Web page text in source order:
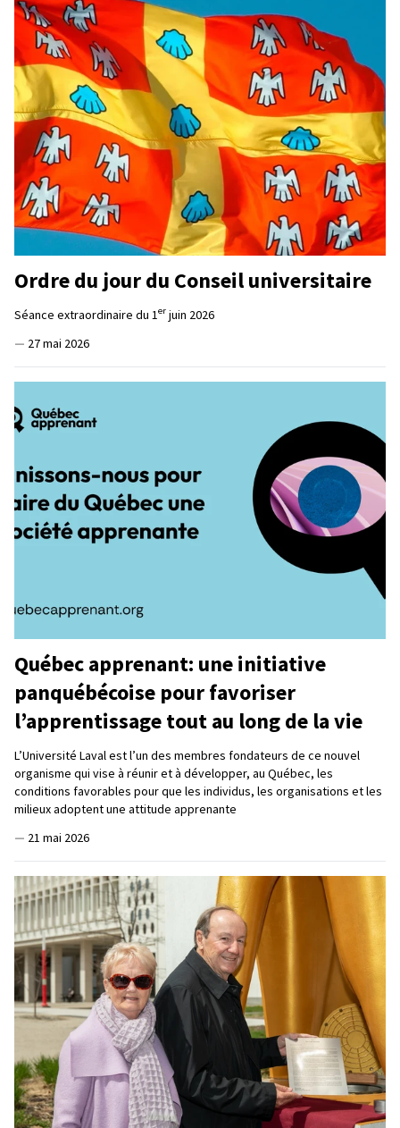
Ordre du jour du Conseil universitaire
Séance extraordinaire du 1 er juin 2026
— 27 mai 2026
Québec apprenant: une initiative
panquébécoise pour favoriser
l’apprentissage tout au long de la vie
L’Université Laval est l’un des membres fondateurs de ce nouvel
organisme qui vise à réunir et à développer, au Québec, les
conditions favorables pour que les individus, les organisations et les
milieux adoptent une attitude apprenante
— 21 mai 2026